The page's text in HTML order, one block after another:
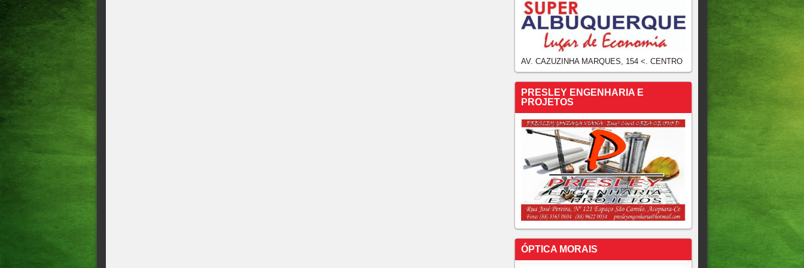
AV. CAZUZINHA MARQUES, 154 <. CENTRO
PRESLEY ENGENHARIA E
PROJETOS
ÓPTICA MORAIS